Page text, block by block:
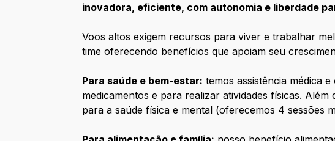
inovadora, eficiente, com autonomia e liberdade
Voos altos exigem recursos para viver e trabalhar
time oferecendo benefícios que apoiam seu
Para saúde e bem-estar: temos assistência médica
medicamentos e para realizar atividades físicas.
para a saúde física e mental (oferecemos 4 sessões